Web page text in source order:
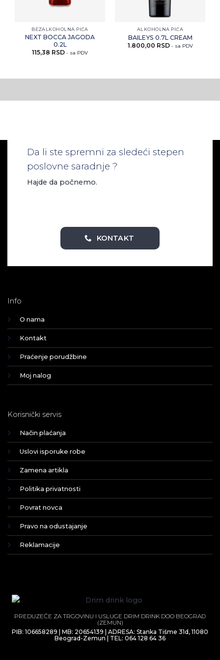
BEZALKOHOLNA PIĆA
NEXT BOCCA JAGODA
0.2L
115,38 RSD - sa PDV
ALKOHOLNA PIĆA
BAILEYS 0.7L CREAM
1.800,00 RSD - sa PDV
Da li ste spremni za sledeći stepen
poslovne saradnje ?
Hajde da počnemo.
KONTAKT
Info
O nama
Kontakt
Praćenje porudžbine
Moj nalog
Korisnički servis
Način plaćanja
Uslovi isporuke robe
Zamena artikla
Politika privatnosti
Povrat novca
Pravo na odustajanje
Reklamacije
PREDUZEĆE ZA TRGOVINU I USLUGE DRIM DRINK DOO BEOGRAD
(ZEMUN)
PIB: 106658289 | MB: 20654139 | ADRESA: Stanka Tišme 31d, 11080
Beograd-Zemun | TEL: 064 128 64 36